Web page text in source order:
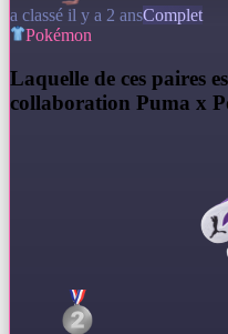
a classé il y a 2 ansComplet
Pokémon
Laquelle de ces paires
collaboration Puma x